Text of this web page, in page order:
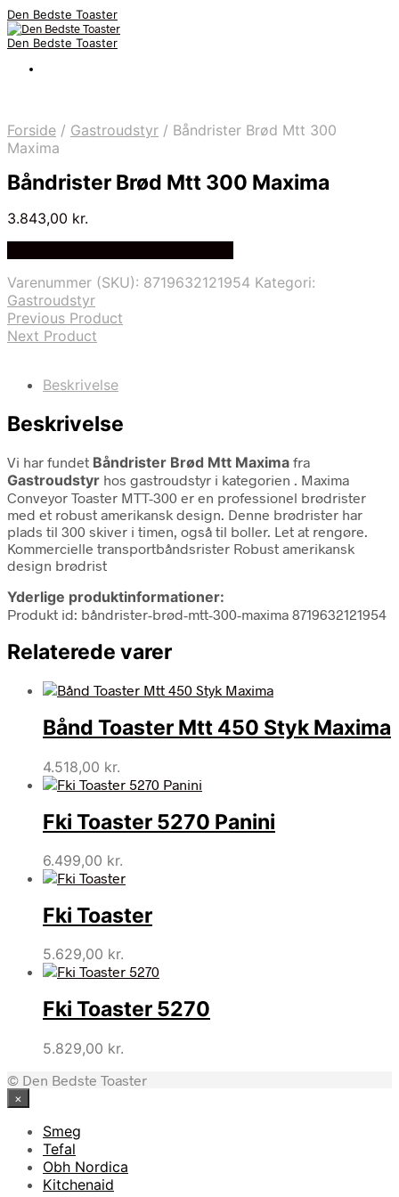
Den Bedste Toaster
Den Bedste Toaster
Forside / Gastroudstyr / Båndrister Brød Mtt 300
Maxima
Båndrister Brød Mtt 300 Maxima
3.843,00 kr.
Varenummer (SKU): 8719632121954 Kategori:
Gastroudstyr
Previous Product
Next Product
Beskrivelse
Beskrivelse
Vi har fundet Båndrister Brød Mtt Maxima fra
Gastroudstyr hos gastroudstyr i kategorien . Maxima
Conveyor Toaster MTT-300 er en professionel brødrister
med et robust amerikansk design. Denne brødrister har
plads til 300 skiver i timen, også til boller. Let at rengøre.
Kommercielle transportbåndsrister Robust amerikansk
design brødrist
Yderlige produktinformationer:
Produkt id: båndrister-brød-mtt-300-maxima 8719632121954
Relaterede varer
Bånd Toaster Mtt 450 Styk Maxima
4.518,00 kr.
Fki Toaster 5270 Panini
6.499,00 kr.
Fki Toaster
5.629,00 kr.
Fki Toaster 5270
5.829,00 kr.
© Den Bedste Toaster
×
Smeg
Tefal
Obh Nordica
Kitchenaid